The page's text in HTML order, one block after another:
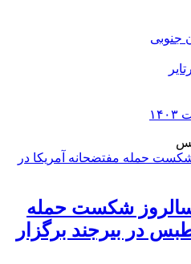
جنوبی
شکست حمله
در بیرجند برگزار